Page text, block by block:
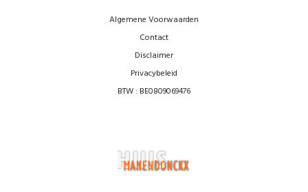
Algemene Voorwaarden
Contact
Disclaimer
Privacybeleid
BTW : BE0809069476